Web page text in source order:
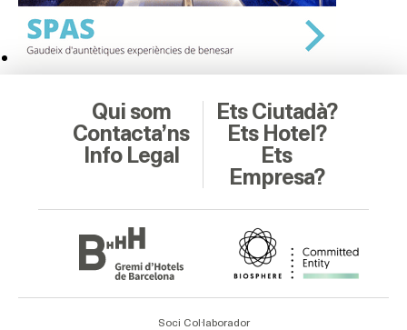
Qui som
Contacta’ns
Info Legal
Ets Ciutadà?
Ets Hotel?
Ets
Empresa?
Soci Col·laborador